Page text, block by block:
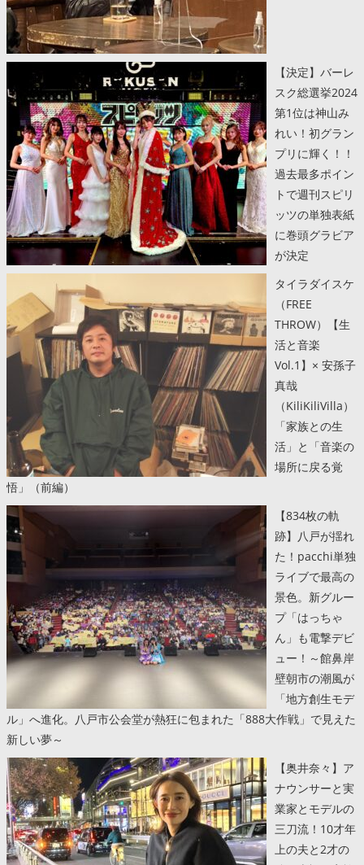
【決定】バーレ
スク総選挙2024
第1位は神山み
れい！初グラン
プリに輝く！！
過去最多ポイン
トで週刊スピリ
ッツの単独表紙
に巻頭グラビア
が決定
タイラダイスケ
（FREE
THROW）【生
活と音楽
Vol.1】× 安孫子
真哉
（KiliKiliVilla）
「家族との生
活」と「音楽の
場所に戻る覚
悟」（前編）
【834枚の軌
跡】八戸が揺れ
た！pacchi単独
ライブで最高の
景色。新グルー
プ「はっちゃ
ん」も電撃デビ
ュー！～館鼻岸
壁朝市の潮風が
「地方創生モデ
ル」へ進化。八戸市公会堂が熱狂に包まれた「888大作戦」で見えた
新しい夢～
【奥井奈々】ア
ナウンサーと実
業家とモデルの
三刀流！10才年
上の夫と2才の